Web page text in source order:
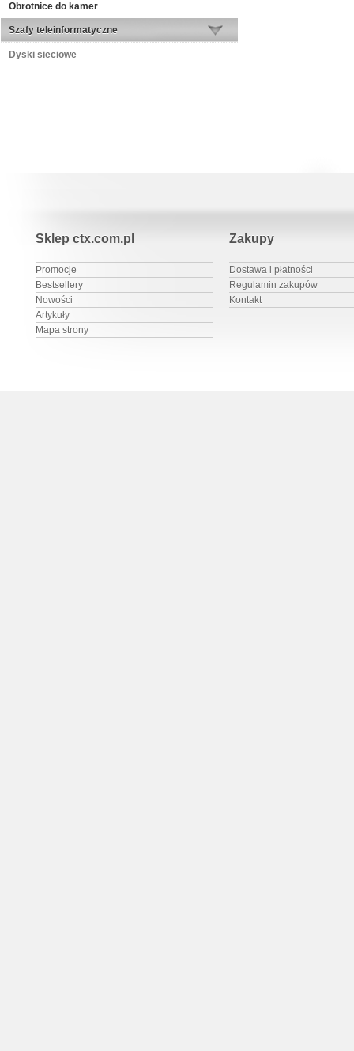
Obrotnice do kamer
Szafy teleinformatyczne
Dyski sieciowe
Sklep ctx.com.pl
Promocje
Bestsellery
Nowości
Artykuły
Mapa strony
Zakupy
Dostawa i płatności
Regulamin zakupów
Kontakt